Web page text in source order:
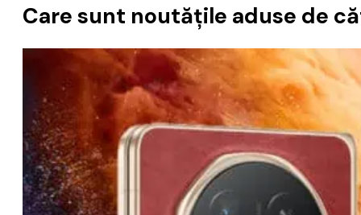
Care sunt noutățile aduse de